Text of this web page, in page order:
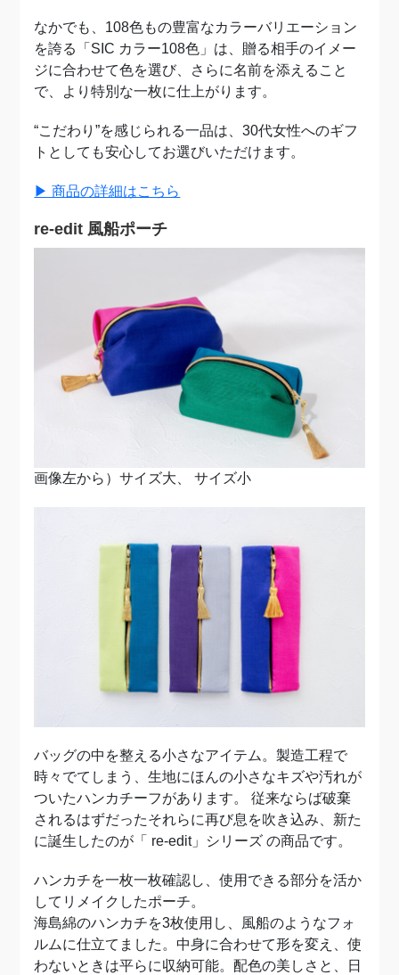
なかでも、108色もの豊富なカラーバリエーション
を誇る「SIC カラー108色」は、贈る相手のイメー
ジに合わせて色を選び、さらに名前を添えること
で、より特別な一枚に仕上がります。
“こだわり”を感じられる一品は、30代女性へのギフ
トとしても安心してお選びいただけます。
▶︎ 商品の詳細はこちら
re-edit 風船ポーチ
画像左から）サイズ大、 サイズ小
バッグの中を整える小さなアイテム。製造工程で
時々でてしまう、生地にほんの小さなキズや汚れが
ついたハンカチーフがあります。 従来ならば破棄
されるはずだったそれらに再び息を吹き込み、新た
に誕生したのが「 re-edit」シリーズ の商品です。
ハンカチを一枚一枚確認し、使用できる部分を活か
してリメイクしたポーチ。
海島綿のハンカチを3枚使用し、風船のようなフォ
ルムに仕立てました。中身に合わせて形を変え、使
わないときは平らに収納可能。配色の美しさと、日